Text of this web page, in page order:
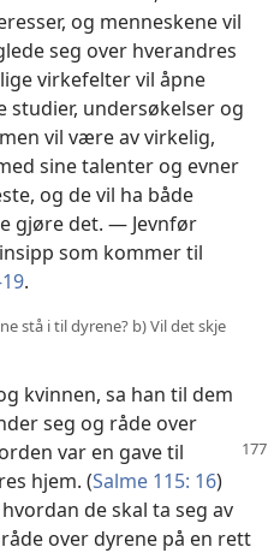
og menneskene vil
seg over hverandres
virkefelter vil åpne
undersøkelser og
vil være av virkelig,
sine talenter og evner
og de vil ha både
gjøre det. — Jevnfør
som kommer til
.
stå i til dyrene? b) Vil det skje
kvinnen, sa han til dem
seg og råde over
var en gave til
hjem. (Salme 115: 16)
de skal ta seg av
over dyrene på en rett